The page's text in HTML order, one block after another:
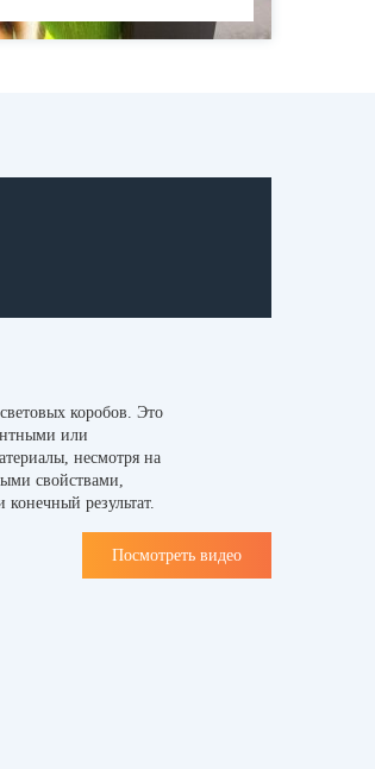
коробов. Это
или
несмотря на
свойствами,
результат.
Посмотреть видео